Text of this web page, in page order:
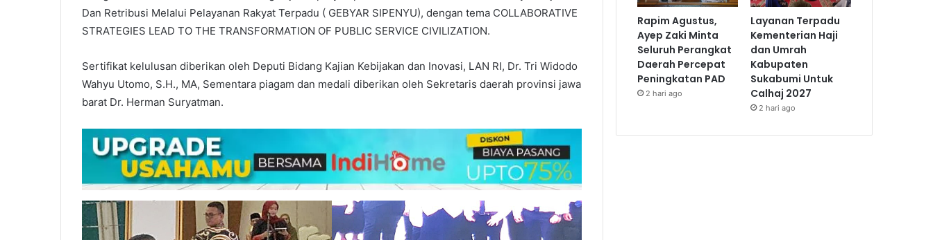
Dan Retribusi Melalui Pelayanan Rakyat Terpadu ( GEBYAR SIPENYU), dengan tema COLLABORATIVE
STRATEGIES LEAD TO THE TRANSFORMATION OF PUBLIC SERVICE CIVILIZATION.
Sertifikat kelulusan diberikan oleh Deputi Bidang Kajian Kebijakan dan Inovasi, LAN RI, Dr. Tri Widodo
Wahyu Utomo, S.H., MA, Sementara piagam dan medali diberikan oleh Sekretaris daerah provinsi jawa
barat Dr. Herman Suryatman.
Rapim Agustus,
Ayep Zaki Minta
Seluruh Perangkat
Daerah Percepat
Peningkatan PAD
2 hari ago
Layanan Terpadu
Kementerian Haji
dan Umrah
Kabupaten
Sukabumi Untuk
Calhaj 2027
2 hari ago